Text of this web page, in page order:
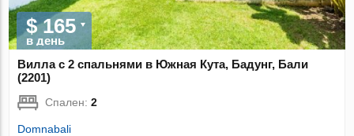
$ 165
в день
Вилла с 2 спальнями в Южная Кута, Бадунг, Бали
(2201)
Спален:2
Domnabali